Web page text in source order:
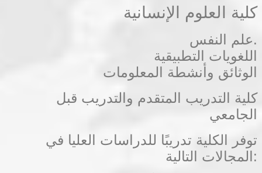
كلية العلوم الإنسانية
علم النفس.
اللغويات التطبيقية
الوثائق وأنشطة المعلومات
كلية التدريب المتقدم والتدريب قبل
الجامعي
توفر الكلية تدريبًا للدراسات العليا في
المجالات التالية: